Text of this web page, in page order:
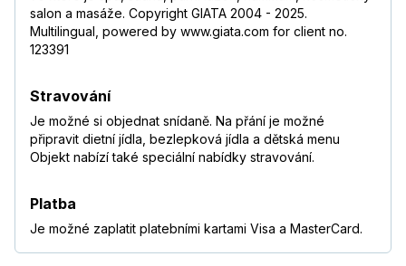
salon a masáže. Copyright GIATA 2004 - 2025.
Multilingual, powered by www.giata.com for client no.
123391
Stravování
Je možné si objednat snídaně. Na přání je možné
připravit dietní jídla, bezlepková jídla a dětská menu
Objekt nabízí také speciální nabídky stravování.
Platba
Je možné zaplatit platebními kartami Visa a MasterCard.